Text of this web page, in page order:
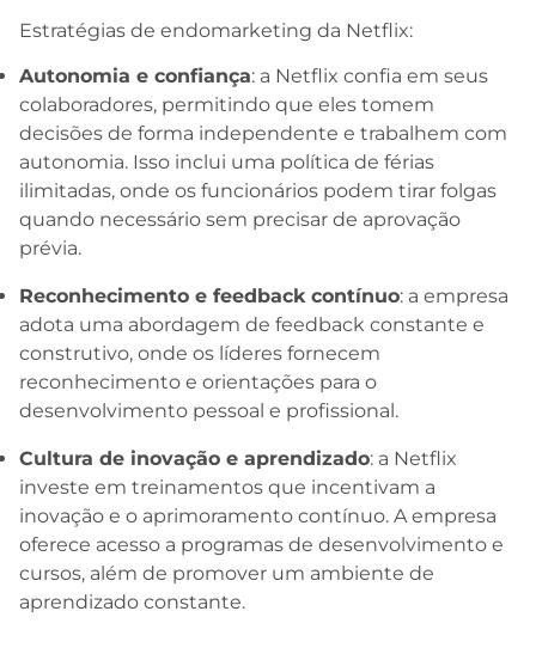
Estratégias de endomarketing da Netflix:
Autonomia e confiança: a Netflix confia em seus
colaboradores, permitindo que eles tomem
decisões de forma independente e trabalhem com
autonomia. Isso inclui uma política de férias
ilimitadas, onde os funcionários podem tirar folgas
quando necessário sem precisar de aprovação
prévia.
Reconhecimento e feedback contínuo: a empresa
adota uma abordagem de feedback constante e
construtivo, onde os líderes fornecem
reconhecimento e orientações para o
desenvolvimento pessoal e profissional.
Cultura de inovação e aprendizado: a Netflix
investe em treinamentos que incentivam a
inovação e o aprimoramento contínuo. A empresa
oferece acesso a programas de desenvolvimento e
cursos, além de promover um ambiente de
aprendizado constante.